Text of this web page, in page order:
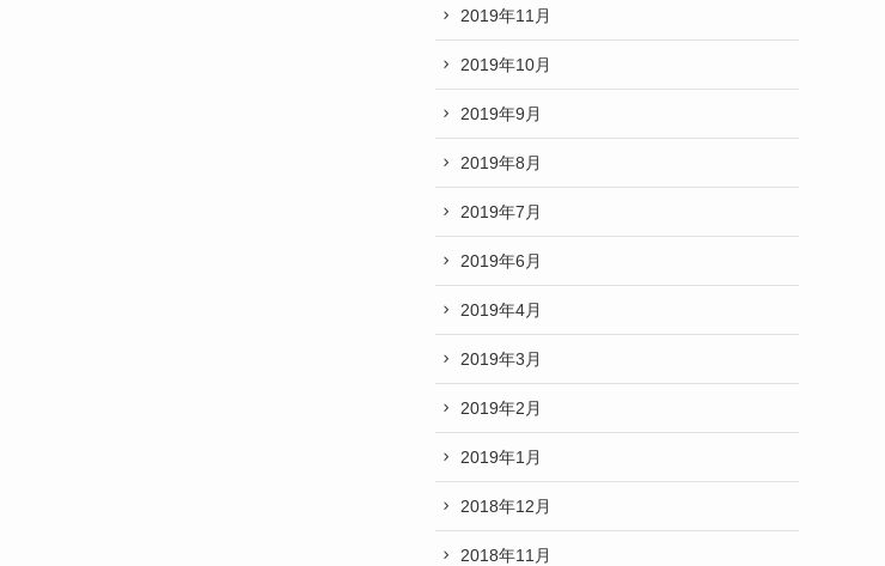
2019年11月
2019年10月
2019年9月
2019年8月
2019年7月
2019年6月
2019年4月
2019年3月
2019年2月
2019年1月
2018年12月
2018年11月